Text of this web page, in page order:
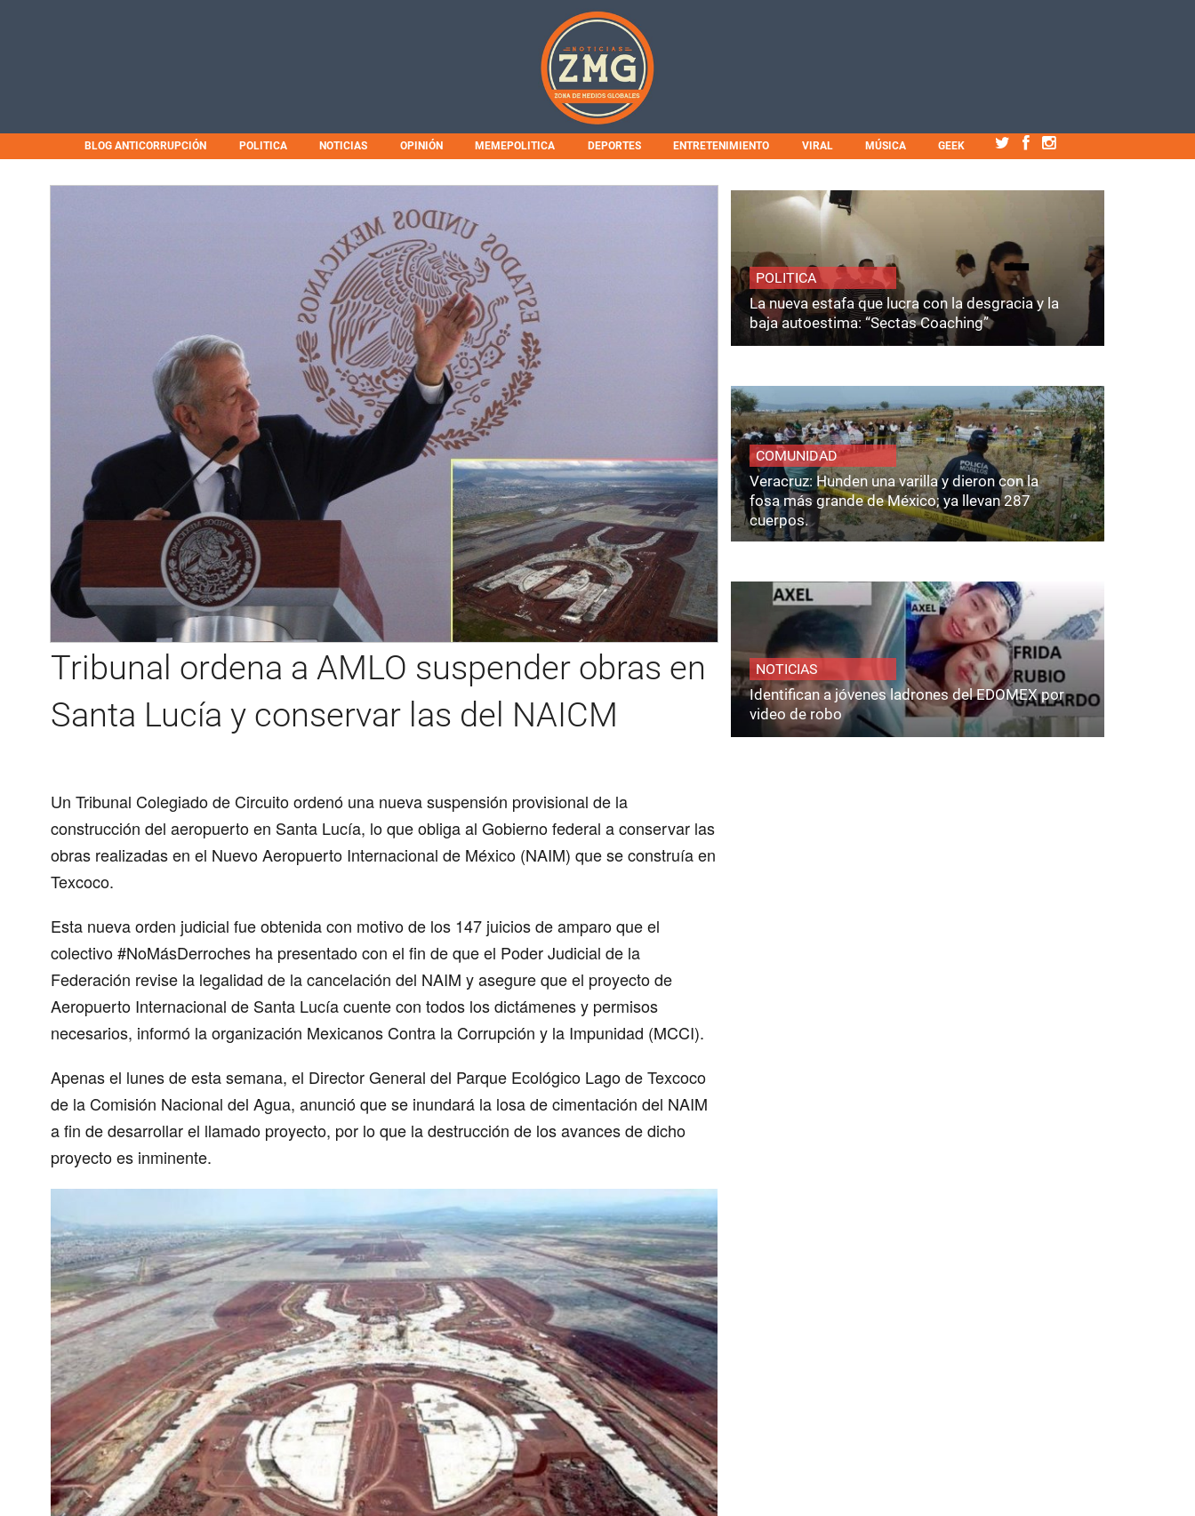
BLOG ANTICORRUPCIÓN POLITICA NOTICIAS OPINIÓN MEMEPOLITICA DEPORTES ENTRETENIMIENTO VIRAL MÚSICA GEEK
Tribunal ordena a AMLO suspender obras en
Santa Lucía y conservar las del NAICM
Un Tribunal Colegiado de Circuito ordenó una nueva suspensión provisional de la
construcción del aeropuerto en Santa Lucía, lo que obliga al Gobierno federal a conservar las
obras realizadas en el Nuevo Aeropuerto Internacional de México (NAIM) que se construía en
Texcoco.
Esta nueva orden judicial fue obtenida con motivo de los 147 juicios de amparo que el
colectivo #NoMásDerroches ha presentado con el fin de que el Poder Judicial de la
Federación revise la legalidad de la cancelación del NAIM y asegure que el proyecto de
Aeropuerto Internacional de Santa Lucía cuente con todos los dictámenes y permisos
necesarios, informó la organización Mexicanos Contra la Corrupción y la Impunidad (MCCI).
Apenas el lunes de esta semana, el Director General del Parque Ecológico Lago de Texcoco
de la Comisión Nacional del Agua, anunció que se inundará la losa de cimentación del NAIM
a fin de desarrollar el llamado proyecto, por lo que la destrucción de los avances de dicho
proyecto es inminente.
POLITICA
La nueva estafa que lucra con la desgracia y la
baja autoestima: “Sectas Coaching”
COMUNIDAD
Veracruz: Hunden una varilla y dieron con la
fosa más grande de México; ya llevan 287
cuerpos.
NOTICIAS
Identifican a jóvenes ladrones del EDOMEX por
video de robo